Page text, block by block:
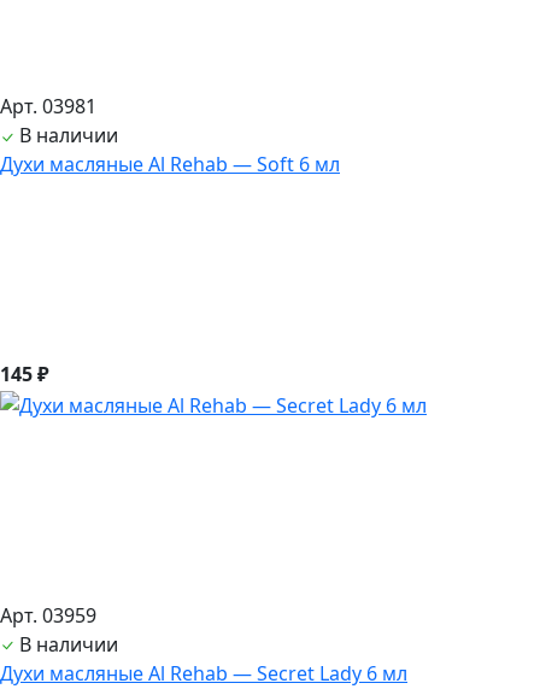
Арт. 03981
В наличии
Духи масляные Al Rehab — Soft 6 мл
145 ₽
Арт. 03959
В наличии
Духи масляные Al Rehab — Secret Lady 6 мл